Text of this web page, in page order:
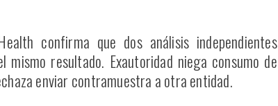
confirma que dos análisis independientes
mismo resultado. Exautoridad niega consumo de
enviar contramuestra a otra entidad.